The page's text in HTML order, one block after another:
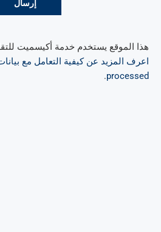
هذا الموقع يستخدم خدمة أكيسميت
اعرف المزيد عن كيفية التعامل مع
processed
.